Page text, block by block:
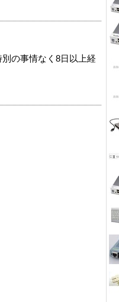
の事情なく8日以上経